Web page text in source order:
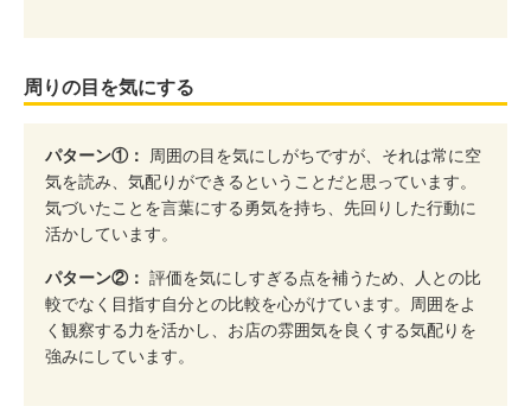
周りの目を気にする
パターン①：
周囲の目を気にしがちですが、それは常に空
気を読み、気配りができるということだと思っています。
気づいたことを言葉にする勇気を持ち、先回りした行動に
活かしています。
パターン②： 評価を気にしすぎる点を補うため、人との比
較でなく目指す自分との比較を心がけています。周囲をよ
く観察する力を活かし、お店の雰囲気を良くする気配りを
強みにしています。